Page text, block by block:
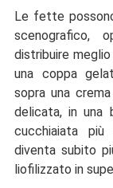
Le fette
scenografico,
distribuire
una coppa
sopra una
delicata, in una
cucchiaiata
diventa subito
liofilizzato in